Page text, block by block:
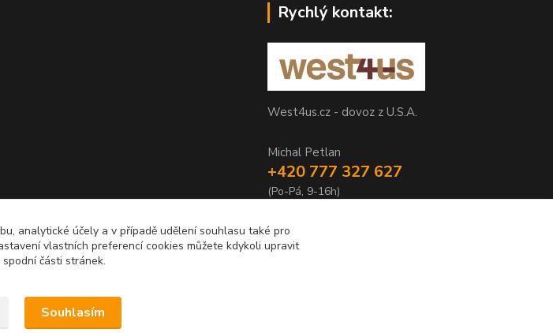
Rychlý kontakt:
West4us.cz - dovoz z U.S.A.
Michal Petlan
+420 777 327 627
(Po-Pá, 9-16h)
analytické účely a v případě udělení souhlasu také pro
vlastních preferencí cookies můžete kdykoli upravit
části stránek.
Souhlasím